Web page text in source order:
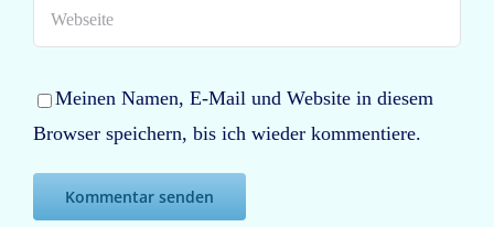
Meinen Namen, E-Mail und Website in diesem
Browser speichern, bis ich wieder kommentiere.